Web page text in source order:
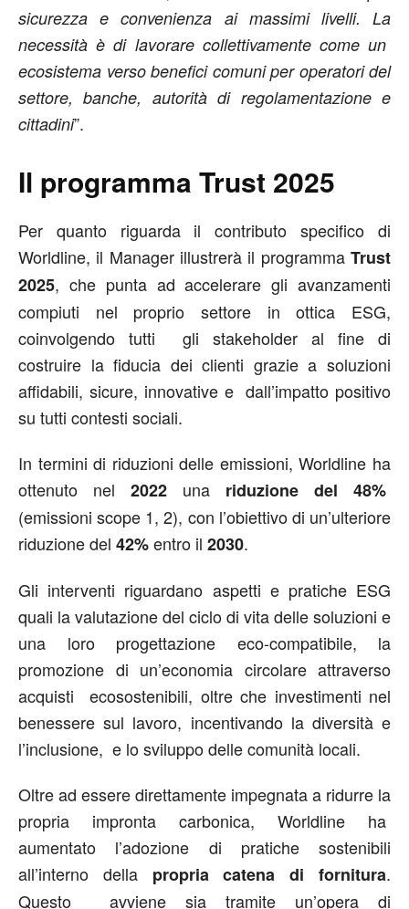
sicurezza e convenienza ai massimi livelli. La
necessità è di lavorare collettivamente come un
ecosistema verso benefici comuni per operatori del
settore, banche, autorità di regolamentazione e
cittadini”.
Il programma Trust 2025
Per quanto riguarda il contributo specifico di
Worldline, il Manager illustrerà il programma Trust
2025, che punta ad accelerare gli avanzamenti
compiuti nel proprio settore in ottica ESG,
coinvolgendo tutti gli stakeholder al fine di
costruire la fiducia dei clienti grazie a soluzioni
affidabili, sicure, innovative e dall’impatto positivo
su tutti contesti sociali.
In termini di riduzioni delle emissioni, Worldline ha
ottenuto nel 2022 una riduzione del 48%
(emissioni scope 1, 2), con l’obiettivo di un’ulteriore
riduzione del 42%entro il 2030.
Gli interventi riguardano aspetti e pratiche ESG
quali la valutazione del ciclo di vita delle soluzioni e
una loro progettazione eco-compatibile, la
promozione di un’economia circolare attraverso
acquisti ecosostenibili, oltre che investimenti nel
benessere sul lavoro, incentivando la diversità e
l’inclusione, e lo sviluppo delle comunità locali.
Oltre ad essere direttamente impegnata a ridurre la
propria impronta carbonica, Worldline ha
aumentato l’adozione di pratiche sostenibili
all’interno della propria catena di fornitura.
Questo avviene sia tramite un’opera di